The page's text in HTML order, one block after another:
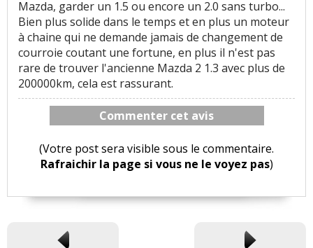
Mazda, garder un 1.5 ou encore un 2.0 sans turbo...
Bien plus solide dans le temps et en plus un moteur
à chaine qui ne demande jamais de changement de
courroie coutant une fortune, en plus il n'est pas
rare de trouver l'ancienne Mazda 2 1.3 avec plus de
200000km, cela est rassurant.
Commenter cet avis
(Votre post sera visible sous le commentaire.
Rafraichir la page si vous ne le voyez pas)